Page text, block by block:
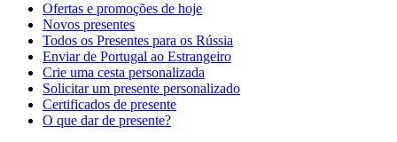
Ofertas e promoções de hoje
Novos presentes
Todos os Presentes para os Rússia
Enviar de Portugal ao Estrangeiro
Crie uma cesta personalizada
Solicitar um presente personalizado
Certificados de presente
O que dar de presente?